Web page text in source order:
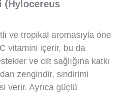
(Hylocereus
ve tropikal aromasıyla öne
vitamini içerir, bu da
ve cilt sağlığına katkı
zengindir, sindirimi
verir. Ayrıca güçlü